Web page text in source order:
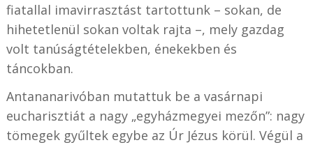
fiatallal imavirrasztást tartottunk – sokan, de
hihetetlenül sokan voltak rajta –, mely gazdag
volt tanúságtételekben, énekekben és
táncokban.
Antananarivóban mutattuk be a vasárnapi
eucharisztiát a nagy „egyházmegyei mezőn”: nagy
tömegek gyűltek egybe az Úr Jézus körül. Végül a